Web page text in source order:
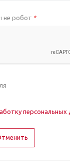
не робот *
персональных